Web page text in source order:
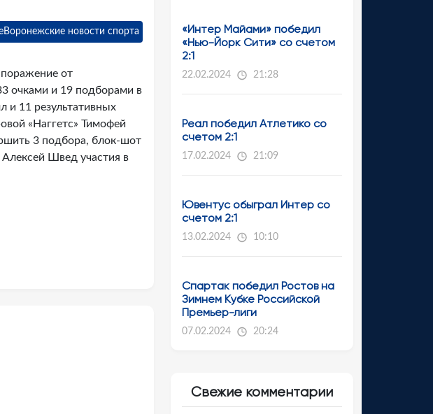
Воронежские новости спорта
от
очками и 19 подборами в
и 11 результативных
«Наггетс» Тимофей
3 подбора, блок-шот
Швед участия в
«Интер Майами» победил
«Нью-Йорк Сити» со счетом
2:1
22.02.2024 21:28
Реал победил Атлетико со
счетом 2:1
17.02.2024 21:09
Ювентус обыграл Интер со
счетом 2:1
13.02.2024 10:10
Спартак победил Ростов на
Зимнем Кубке Российской
Премьер-лиги
07.02.2024 20:24
Свежие комментарии